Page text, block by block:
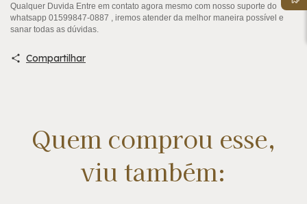
Qualquer Duvida Entre em contato agora mesmo com nosso suporte do
whatsapp 01599847-0887 , iremos atender da melhor maneira possível e
sanar todas as dúvidas.
Compartilhar
Quem comprou esse,
viu também: